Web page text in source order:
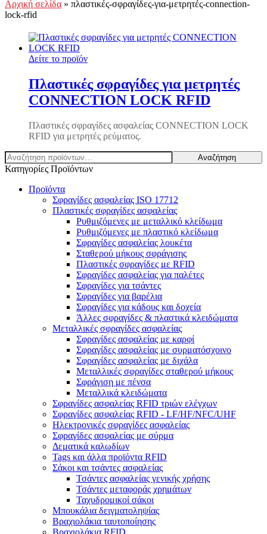
Αρχική σελίδα » πλαστικές-σφραγίδες-για-μετρητές-connection-
lock-rfid
Δείτε το προϊόν
Πλαστικές σφραγίδες για μετρητές
CONNECTION LOCK RFID
Πλαστικές σφραγίδες ασφαλείας CONNECTION LOCK
RFID για μετρητές ρεύματος.
Αναζήτηση
για:
Αναζήτηση
Κατηγορίες Προϊόντων
Προϊόντα
Σφραγίδες ασφαλείας ISO 17712
Πλαστικές σφραγίδες ασφαλείας
Ρυθμιζόμενες με μεταλλικό κλείδωμα
Ρυθμιζόμενες με πλαστικό κλείδωμα
Σφραγίδες ασφαλείας λουκέτα
Σταθερού μήκους σφράγισης
Πλαστικές σφραγίδες με RFID
Σφραγίδες ασφαλείας για παλέτες
Σφραγίδες για τσάντες
Σφραγίδες για βαρέλια
Σφραγίδες για κάδους και δοχεία
Άλλες σφραγίδες & πλαστικά κλειδώματα
Μεταλλικές σφραγίδες ασφαλείας
Σφραγίδες ασφαλείας με καρφί
Σφραγίδες ασφαλείας με συρματόσχοινο
Σφραγίδες ασφαλείας με διχάλα
Μεταλλικές σφραγίδες σταθερού μήκους
Σφράγιση με πένσα
Μεταλλικά κλειδώματα
Σφραγίδες ασφαλείας RFID τριών ελέγχων
Σφραγίδες ασφαλείας RFID - LF/HF/NFC/UHF
Ηλεκτρονικές σφραγίδες ασφαλείας
Σφραγίδες ασφαλείας με σύρμα
Δεματικά καλωδίων
Tags και άλλα προϊόντα RFID
Σάκοι και τσάντες ασφαλείας
Τσάντες ασφαλείας γενικής χρήσης
Τσάντες μεταφοράς χρημάτων
Ταχυδρομικοί σάκοι
Μπουκάλια δειγματοληψίας
Βραχιολάκια ταυτοποίησης
Βραχιολάκια RFID